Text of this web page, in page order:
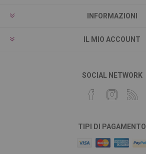
INFORMAZIONI
IL MIO ACCOUNT
SOCIAL NETWORK
TIPI DI PAGAMENTO